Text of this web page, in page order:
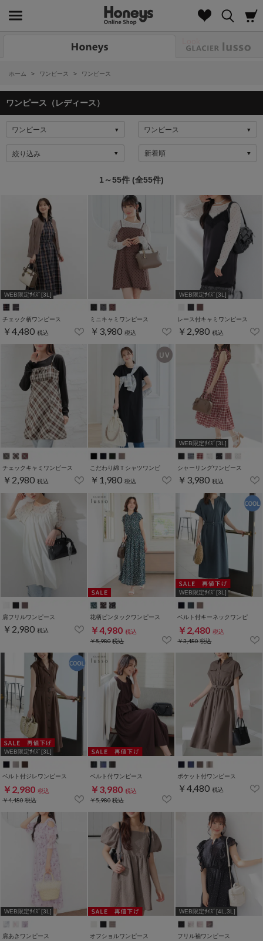
ホーム > ワンピース > ワンピース
ワンピース（レディース）
絞り込み
1～55件 (全55件)
WEB限定ｻｲｽﾞ[3L]
チェック柄ワンピース
￥4,480 税込
ミニキャミワンピース
￥3,980 税込
WEB限定ｻｲｽﾞ[3L]
レース付キャミワンピース
￥2,980 税込
チェックキャミワンピース
￥2,980 税込
こだわり綿Ｔシャツワンピ
￥1,980 税込
WEB限定ｻｲｽﾞ[3L]
シャーリングワンピース
￥3,980 税込
肩フリルワンピース
￥2,980 税込
花柄ピンタックワンピース
￥4,980 税込
￥5,980税込
WEB限定ｻｲｽﾞ[3L]
ベルト付キーネックワンピ
￥2,480 税込
￥3,480税込
WEB限定ｻｲｽﾞ[3L]
ベルト付ジレワンピース
￥2,980 税込
￥4,480税込
ベルト付ワンピース
￥3,980 税込
￥5,980税込
ポケット付ワンピース
￥4,480 税込
WEB限定ｻｲｽﾞ[3L]
肩あきワンピース オフショルワンピース
WEB限定ｻｲｽﾞ[4L,3L]
フリル袖ワンピース